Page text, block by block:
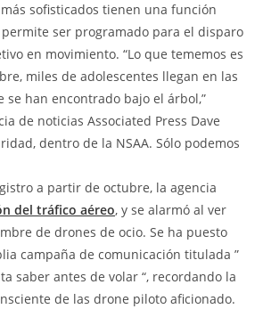
sofisticados tienen una función
permite ser programado para el disparo
en movimiento. “Lo que tememos es
miles de adolescentes llegan en las
se han encontrado bajo el árbol,”
de noticias Associated Press Dave
dentro de la NSAA. Sólo podemos
a partir de octubre, la agencia
del tráfico aéreo, y se alarmó al ver
de drones de ocio. Se ha puesto
campaña de comunicación titulada ”
saber antes de volar “, recordando la
de las drone piloto aficionado.